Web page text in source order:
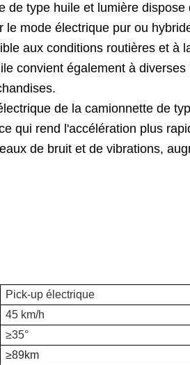
de type huile et lumière dispose
mode électrique pur ou
aux conditions routières et à
convient également à
de la camionnette de
qui rend l'accélération plus
de bruit et de vibrations,
Pick-up électrique
45 km/h
≥35°
≥89km